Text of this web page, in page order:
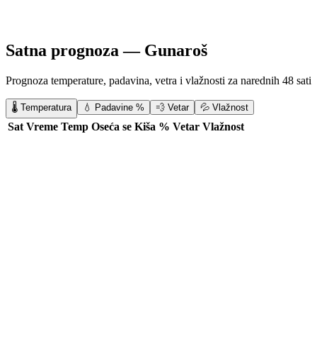
Satna prognoza — Gunaroš
Prognoza temperature, padavina, vetra i vlažnosti za narednih 48 sati
🌡️ Temperatura 💧 Padavine % 💨 Vetar 💦 Vlažnost
Sat Vreme Temp Oseća se Kiša % Vetar Vlažnost